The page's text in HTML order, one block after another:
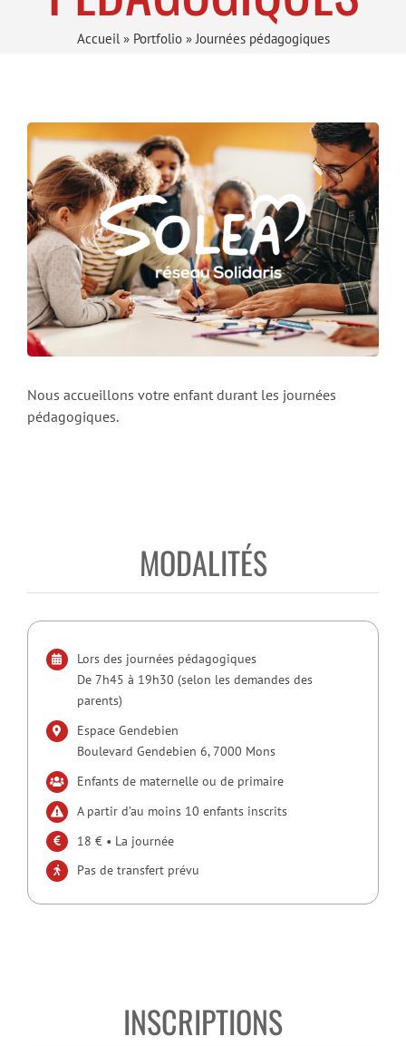
Accueil » Portfolio» Journées pédagogiques
Nous accueillons votre enfant durant les journées
pédagogiques.
MODALITÉS
Lors des journées pédagogiques
De 7h45 à 19h30 (selon les demandes des
parents)
Espace Gendebien
Boulevard Gendebien 6, 7000 Mons
Enfants de maternelle ou de primaire
A partir d’au moins 10 enfants inscrits
18 € • La journée
Pas de transfert prévu
INSCRIPTIONS